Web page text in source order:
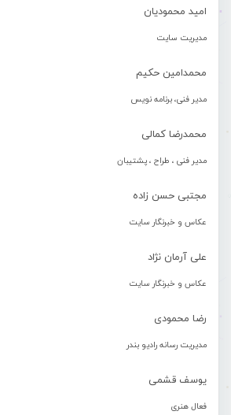
امید محمودیان
مدیریت سایت
محمدامین حکیم
مدیر فنی، برنامه نویس
محمدرضا کمالی
مدیر فنی ، طراح ، پشتیبان
مجتبی حسن زاده
عکاس و خبرنگار سایت
علی آرمان نژاد
عکاس و خبرنگار سایت
رضا محمودی
مدیریت رسانه رادیو بندر
یوسف قشمی
فعال هنری